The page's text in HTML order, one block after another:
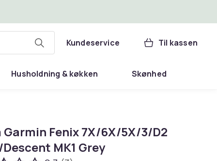
Kundeservice Til kassen
Husholdning & køkken Skønhed
Garmin Fenix 7X/6X/5X/3/D2
MK1 Grey